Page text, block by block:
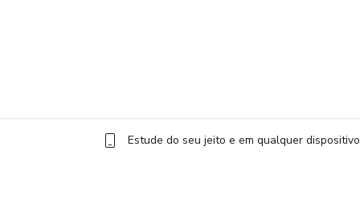
Estude do seu jeito e em qualquer dispositivo